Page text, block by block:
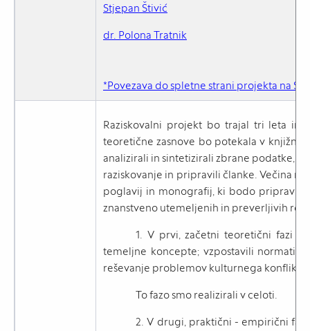
Stjepan Štivić
dr. Polona Tratnik
*Povezava do spletne strani projekta na
Raziskovalni projekt bo trajal tri leta in
teoretične zasnove bo potekala v
analizirali in sintetizirali zbrane podatke,
raziskovanje in pripravili članke. Večina
poglavij in monografij, ki bodo
znanstveno utemeljenih in preverljivih
1. V prvi, začetni teoretični fazi
temeljne koncepte; vzpostavili
reševanje problemov kulturnega konflikta
To fazo smo realizirali v celoti.
2. V drugi, praktični - empirični